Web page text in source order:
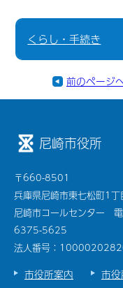
くらし・手続き
前のページ
尼崎市役所
〒660-8501
兵庫県尼崎市東七松町1
尼崎市コールセンター
6375-5625
法人番号：
市役所案内 市